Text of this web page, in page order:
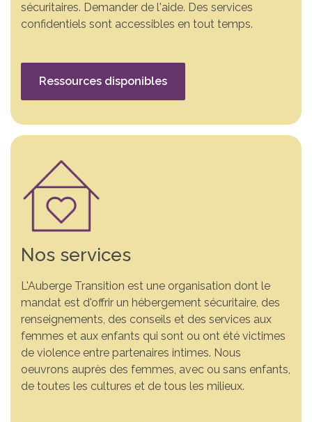
sécuritaires. Demander de l'aide. Des services
confidentiels sont accessibles en tout temps.
Ressources disponibles
Nos services
L'Auberge Transition est une organisation dont le
mandat est d'offrir un hébergement sécuritaire, des
renseignements, des conseils et des services aux
femmes et aux enfants qui sont ou ont été victimes
de violence entre partenaires intimes. Nous
oeuvrons auprès des femmes, avec ou sans enfants,
de toutes les cultures et de tous les milieux.
Vous n’êtes pas seule. Un
endroit sécuritaire pour
vous. Si vous vivez de la
Comprendre la violence.
S’informer pour mieux
agir. Découvrez des
Ensemble, changeons
des vies. Votre soutien fait
la différence. Grâce à